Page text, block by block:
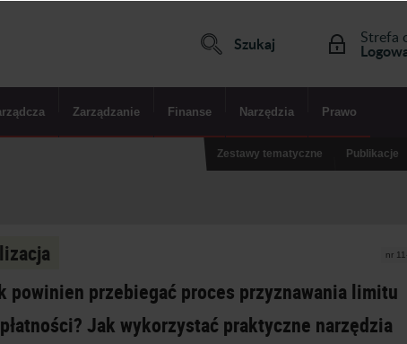
Szukaj Strefa
Zarządzanie Finanse Narzędzia Prawo
Zestawy tematyczne Publikacje
nr
powinien przebiegać proces przyznawania limitu
Jak wykorzystać praktyczne narzędzia